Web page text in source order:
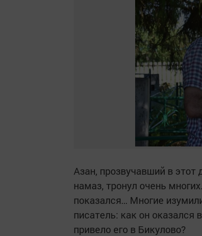
Азан, прозвучавший в
намаз, тронул очень
показался… Многие
писатель: как он оказался
привело его в Бикулово?